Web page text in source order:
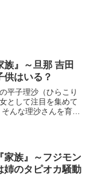
族』～旦那 吉田
供はいる？
平子理沙（ひらこり
として注目を集めて
んな理沙さんを育
紳士...
家族』～フジモン
のタピオカ騒動